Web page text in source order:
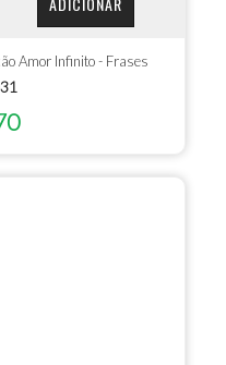
Amor Infinito - Frases